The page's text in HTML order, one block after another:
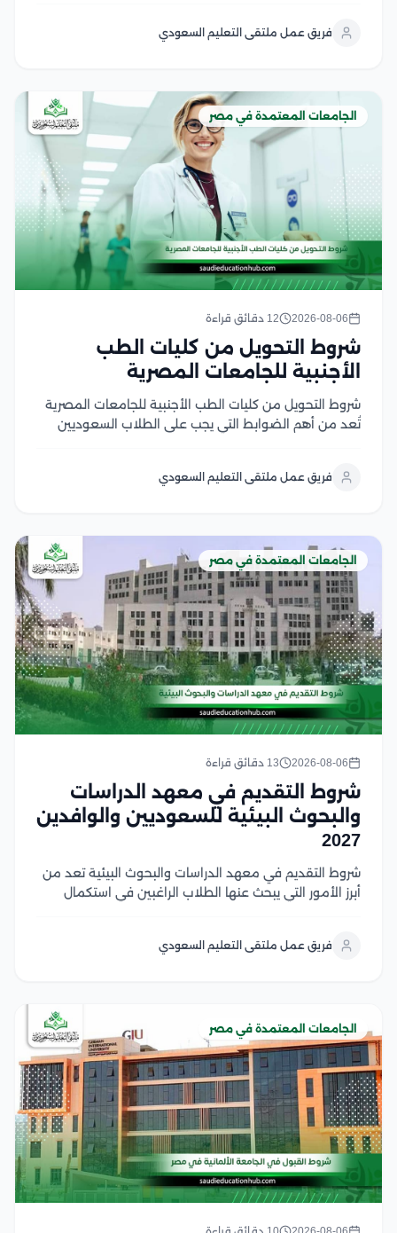
واستيفاء الحد الأدنى المطلوب للكلية،...
فريق عمل ملتقى التعليم السعودي
الجامعات المعتمدة في مصر
2026-08-06 12 دقائق قراءة
شروط التحويل من كليات الطب
الأجنبية للجامعات المصرية
شروط التحويل من كليات الطب الأجنبية للجامعات المصرية
تُعد من أهم الضوابط التي يجب على الطلاب السعوديين
الأكاديمية والإدارية، مثل الاعتراف بالجامعة المحول منها
فريق عمل ملتقى التعليم السعودي
الجامعات المعتمدة في مصر
2026-08-06 13 دقائق قراءة
شروط التقديم في معهد الدراسات
والبحوث البيئية للسعوديين والوافدين
2027
شروط التقديم في معهد الدراسات والبحوث البيئية تعد من
أبرز الأمور التي يبحث عنها الطلاب الراغبين في استكمال
المطلوبة، والالتزام بالضوابط التي يحددها المعهد والجهات
فريق عمل ملتقى التعليم السعودي
الجامعات المعتمدة في مصر